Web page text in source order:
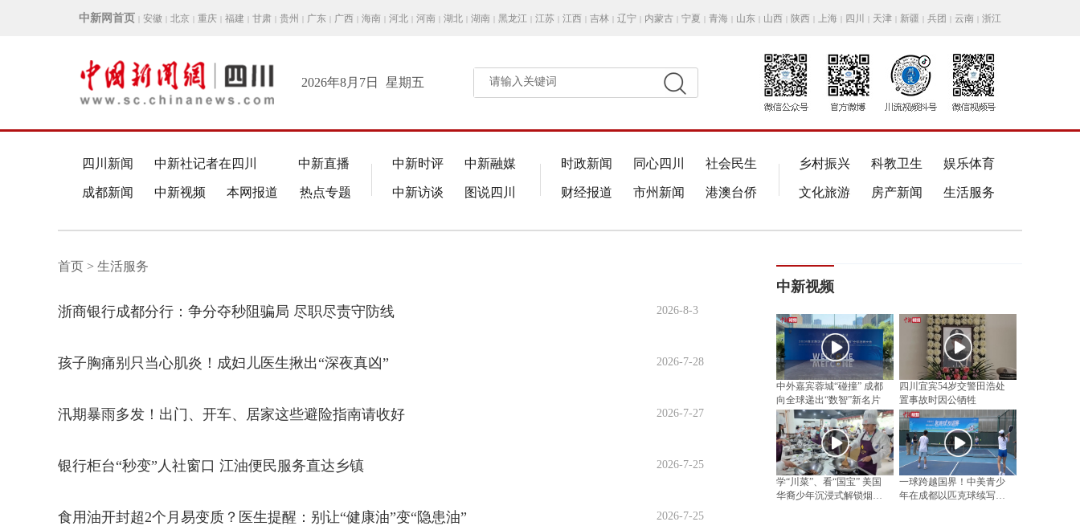
中新网首页 | 安徽 | 北京 | 重庆 | 福建 | 甘肃 | 贵州 | 广东 | 广西 | 海南 | 河北 | 河南 | 湖北 | 湖南 | 黑龙江 | 江苏 | 江西 | 吉林 | 辽宁 | 内蒙古 | 宁夏 | 青海 | 山东 | 山西 | 陕西 | 上海 | 四川 | 天津 | 新疆 | 兵团 | 云南 | 浙江
2026年8月7日 星期五 请输入关键词
四川新闻 中新社记者在四川 中新直播
成都新闻 中新视频 本网报道 热点专题
中新时评 中新融媒
中新访谈 图说四川
时政新闻 同心四川 社会民生
财经报道 市州新闻 港澳台侨
乡村振兴 科教卫生 娱乐体育
文化旅游 房产新闻 生活服务
首页 > 生活服务
浙商银行成都分行：争分夺秒阻骗局 尽职尽责守防线 2026-8-3
孩子胸痛别只当心肌炎！成妇儿医生揪出“深夜真凶” 2026-7-28
汛期暴雨多发！出门、开车、居家这些避险指南请收好 2026-7-27
银行柜台“秒变”人社窗口 江油便民服务直达乡镇 2026-7-25
食用油开封超2个月易变质？医生提醒：别让“健康油”变“隐患油” 2026-7-25
中新视频
中外嘉宾蓉城“碰撞” 成都
向全球递出“数智”新名片
四川宜宾54岁交警田浩处
置事故时因公牺牲
学“川菜”、看“国宝” 美国
华裔少年沉浸式解锁烟火
一球跨越国界！中美青少
年在成都以匹克球续写民